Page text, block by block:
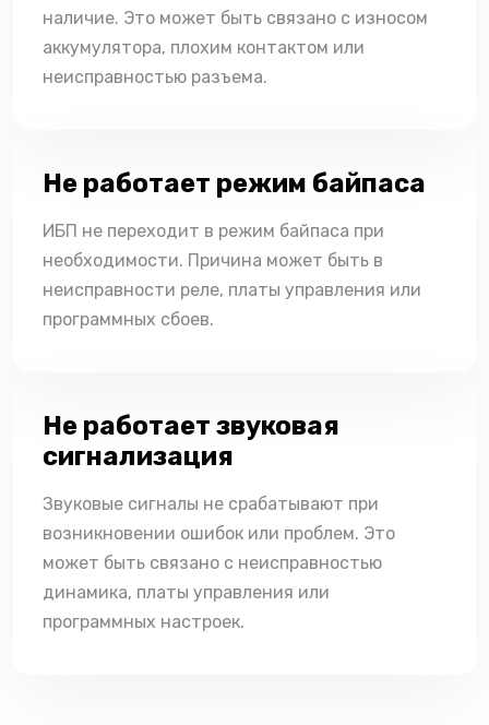
наличие. Это может быть связано с износом
аккумулятора, плохим контактом или
неисправностью разъема.
Не работает режим байпаса
ИБП не переходит в режим байпаса при
необходимости. Причина может быть в
неисправности реле, платы управления или
программных сбоев.
Не работает звуковая
сигнализация
Звуковые сигналы не срабатывают при
возникновении ошибок или проблем. Это
может быть связано с неисправностью
динамика, платы управления или
программных настроек.